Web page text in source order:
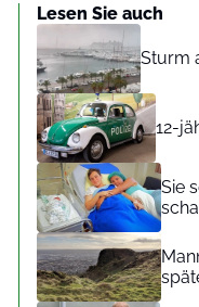
Lesen Sie auch
Sturm
12-
Sie